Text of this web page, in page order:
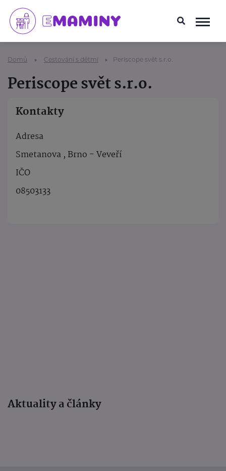
Domů Cestování s dětmi Periscope svět s.r.o.
Periscope svět s.r.o.
Kontakty
Adresa
Smetanova , Brno - Veveří
IČO
08503133
Aktuality a články